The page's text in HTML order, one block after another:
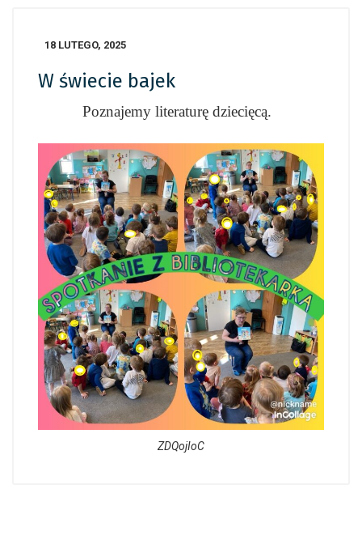
18 LUTEGO, 2025
W świecie bajek
Poznajemy literaturę dziecięcą.
ZDQojIoC